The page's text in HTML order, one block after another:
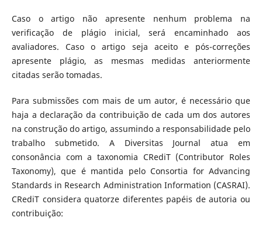
Caso o artigo não apresente nenhum problema na
verificação de plágio inicial, será encaminhado aos
avaliadores. Caso o artigo seja aceito e pós-correções
apresente plágio, as mesmas medidas anteriormente
citadas serão tomadas.
Para submissões com mais de um autor, é necessário que
haja a declaração da contribuição de cada um dos autores
na construção do artigo, assumindo a responsabilidade pelo
trabalho submetido. A Diversitas Journal atua em
consonância com a taxonomia CRediT (Contributor Roles
Taxonomy), que é mantida pelo Consortia for Advancing
Standards in Research Administration Information (CASRAI).
CRediT considera quatorze diferentes papéis de autoria ou
contribuição: